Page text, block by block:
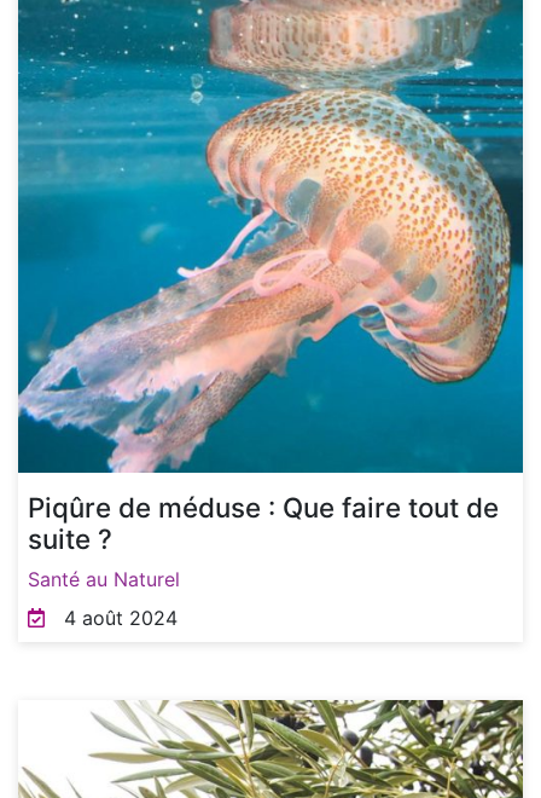
Piqûre de méduse : Que faire tout de
suite ?
Santé au Naturel
4 août 2024